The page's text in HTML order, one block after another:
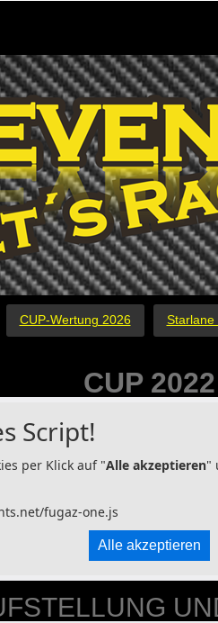
CUP-Wertung 2026 Starlane
CUP 2022
Script!
per Klick auf "Alle akzeptieren"
fugaz-one.js
Alle akzeptieren